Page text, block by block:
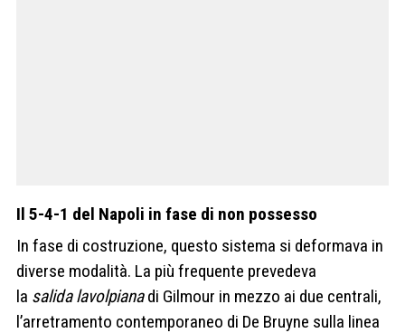
Il 5-4-1 del Napoli in fase di non possesso
In fase di costruzione, questo sistema si deformava in
diverse modalità. La più frequente prevedeva
la salidalavolpianadi Gilmour in mezzo ai due centrali,
l’arretramento contemporaneo di De Bruyne sulla linea